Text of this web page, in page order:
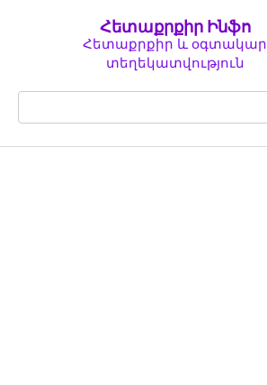
Հետաքրքիր Ինֆո
Հետաքրքիր և օգտակար
տեղեկատվություն